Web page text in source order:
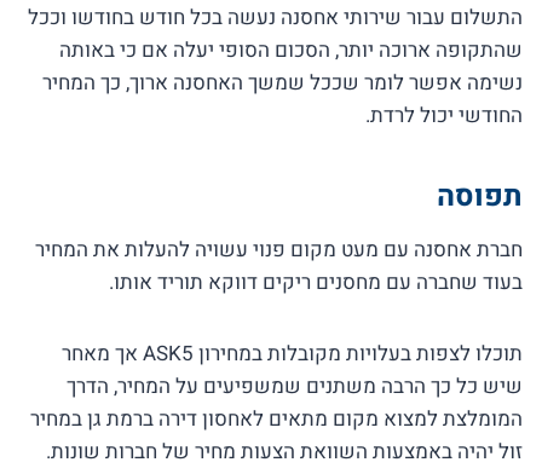
התשלום עבור שירותי אחסנה נעשה בכל חודש בחודשו וככל
שהתקופה ארוכה יותר, הסכום הסופי יעלה אם כי באותה
נשימה אפשר לומר שככל שמשך האחסנה ארוך, כך המחיר
החודשי יכול לרדת.
תפוסה
חברת אחסנה עם מעט מקום פנוי עשויה להעלות את המחיר
בעוד שחברה עם מחסנים ריקים דווקא תוריד אותו.
תוכלו לצפות בעלויות מקובלות במחירון ASK5 אך מאחר
שיש כל כך הרבה משתנים שמשפיעים על המחיר, הדרך
המומלצת למצוא מקום מתאים לאחסון דירה ברמת גן במחיר
זול יהיה באמצעות השוואת הצעות מחיר של חברות שונות.